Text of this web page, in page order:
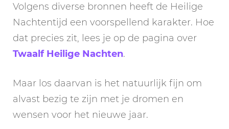
Volgens diverse bronnen heeft de Heilige
Nachtentijd een voorspellend karakter. Hoe
dat precies zit, lees je op de pagina over
Twaalf Heilige Nachten.
Maar los daarvan is het natuurlijk fijn om
alvast bezig te zijn met je dromen en
wensen voor het nieuwe jaar.